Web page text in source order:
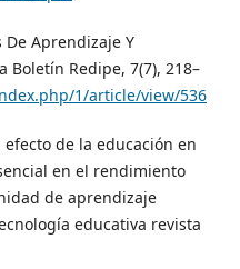
De Aprendizaje Y
Boletín Redipe, 7(7), 218–
1/article/view/536
efecto de la educación en
en el rendimiento
de aprendizaje
educativa revista